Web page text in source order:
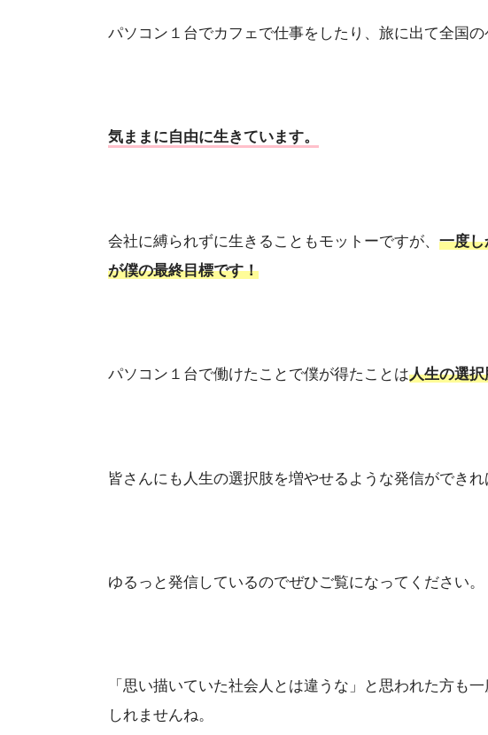
パソコン１台でカフェで仕事をしたり、旅に出て全国の
気ままに自由に生きています。
会社に縛られずに生きることもモットーですが、 一度
が僕の最終目標です！
パソコン１台で働けたことで僕が得たことは人生の選
皆さんにも人生の選択肢を増やせるような発信ができれ
ゆるっと発信しているのでぜひご覧になってください。
「思い描いていた社会人とは違うな」と思われた方も
しれませんね。